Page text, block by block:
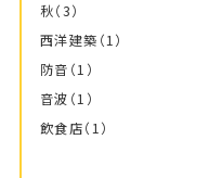
秋（3）
西洋建築 （1）
防音 （1）
音波 （1）
飲食店（1）